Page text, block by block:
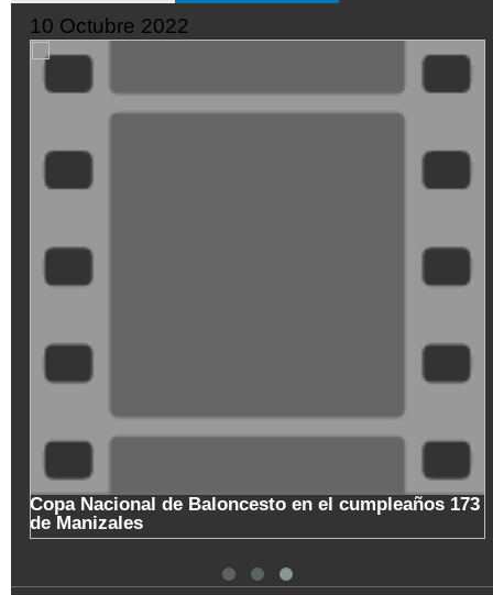
10 Octubre 2022
XDGVyvJOFpI
Copa Nacional de Baloncesto en el cumpleaños 173
de Manizales